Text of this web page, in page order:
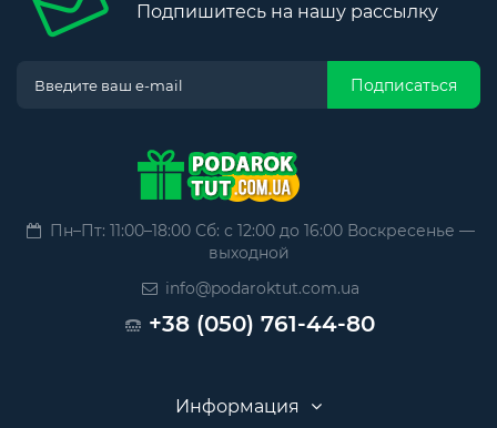
Подпишитесь на нашу рассылку
Подписаться
Пн–Пт: 11:00–18:00 Сб: с 12:00 до 16:00 Воскресенье —
выходной
info@podaroktut.com.ua
+38 (050) 761-44-80
Информация